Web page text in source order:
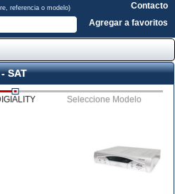
referencia o modelo)
Contacto
Agregar a favoritos
SAT
Seleccione Modelo